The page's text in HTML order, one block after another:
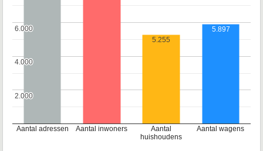
Aantal adressen Aantal inwoners
Aantal
huishoudens
Aantal wagens
2.000
2.000
4.000
4.000
6.000
6.000
5.255
5.897